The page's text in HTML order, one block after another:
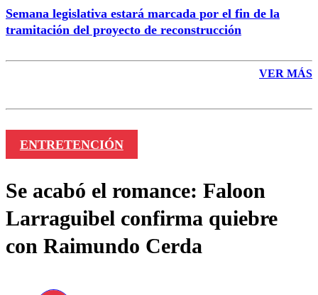
Semana legislativa estará marcada por el fin de la
tramitación del proyecto de reconstrucción
VER MÁS
ENTRETENCIÓN
Se acabó el romance: Faloon
Larraguibel confirma quiebre
con Raimundo Cerda